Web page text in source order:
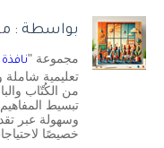
بواسطة :
مجموعة "
تعليمية شاملة
من الكُتّاب
تبسيط
وسهولة عبر
خصيصًا